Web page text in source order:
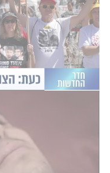
מדובר בבחירה קשה,
היסטוריים. לא קל
לעיתים, דווקא הם
של הסבל. דמות
הקצה האנושי -
נכנעת, והחיים